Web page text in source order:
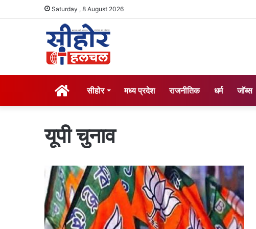
Saturday , 8 August 2026
सीहोर मध्य प्रदेश राजनीतिक धर्म जॉब्स
यूपी चुनाव